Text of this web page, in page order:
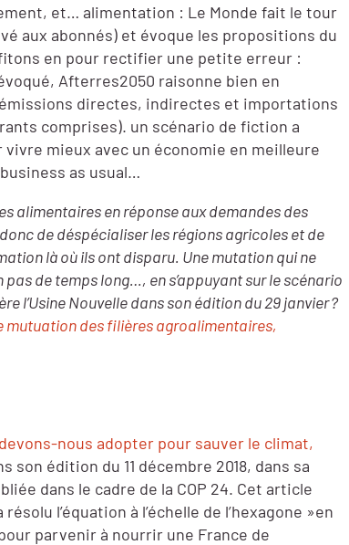
et… alimentation : Le Monde fait le tour
aux abonnés) et évoque les propositions du
en pour rectifier une petite erreur :
Afterres2050 raisonne bien en
directes, indirectes et importations
comprises). un scénario de fiction a
mieux avec un économie en meilleure
as usual…
alimentaires en réponse aux demandes des
de déspécialiser les régions agricoles et de
là où ils ont disparu. Une mutation qui ne
pas de temps long…, en s’appuyant sur le scénario
l’Usine Nouvelle dans son édition du 29 janvier ?
mutuation des filières agroalimentaires,
nous adopter pour sauver le climat,
son édition du 11 décembre 2018, dans sa
dans le cadre de la COP 24. Cet article
l’équation à l’échelle de l’hexagone »en
parvenir à nourrir une France de